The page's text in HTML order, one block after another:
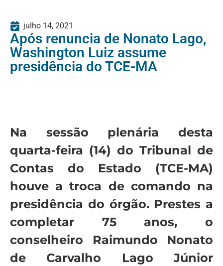
julho 14, 2021
Após renuncia de Nonato Lago,
Washington Luiz assume
presidência do TCE-MA
Na sessão plenária desta
quarta-feira (14) do Tribunal de
Contas do Estado (TCE-MA)
houve a troca de comando na
presidência do órgão. Prestes a
completar 75 anos, o
conselheiro Raimundo Nonato
de Carvalho Lago Júnior